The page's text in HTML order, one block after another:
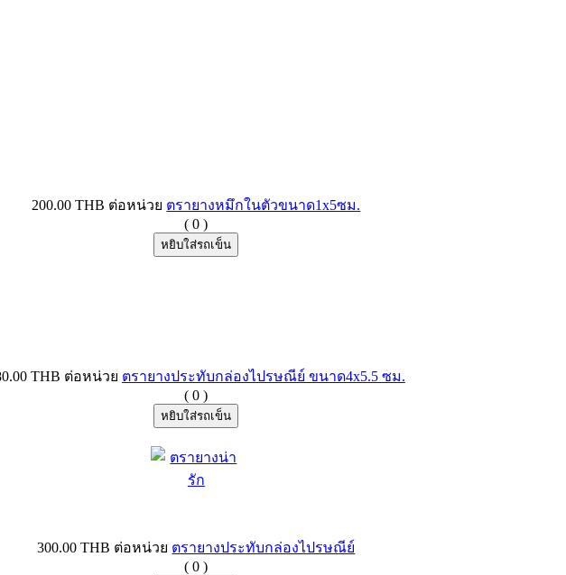
200.00 THB ต่อหน่วย ตรายางหมึกในตัวขนาด1x5ซม.
( 0)
THB ต่อหน่วย ตรายางประทับกล่องไปรษณีย์ ขนาด4x5.5 ซม.
( 0)
300.00 THB ต่อหน่วย ตรายางประทับกล่องไปรษณีย์
( 0)